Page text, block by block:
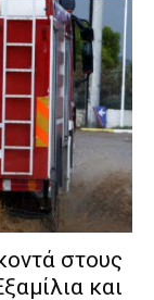
στους
και